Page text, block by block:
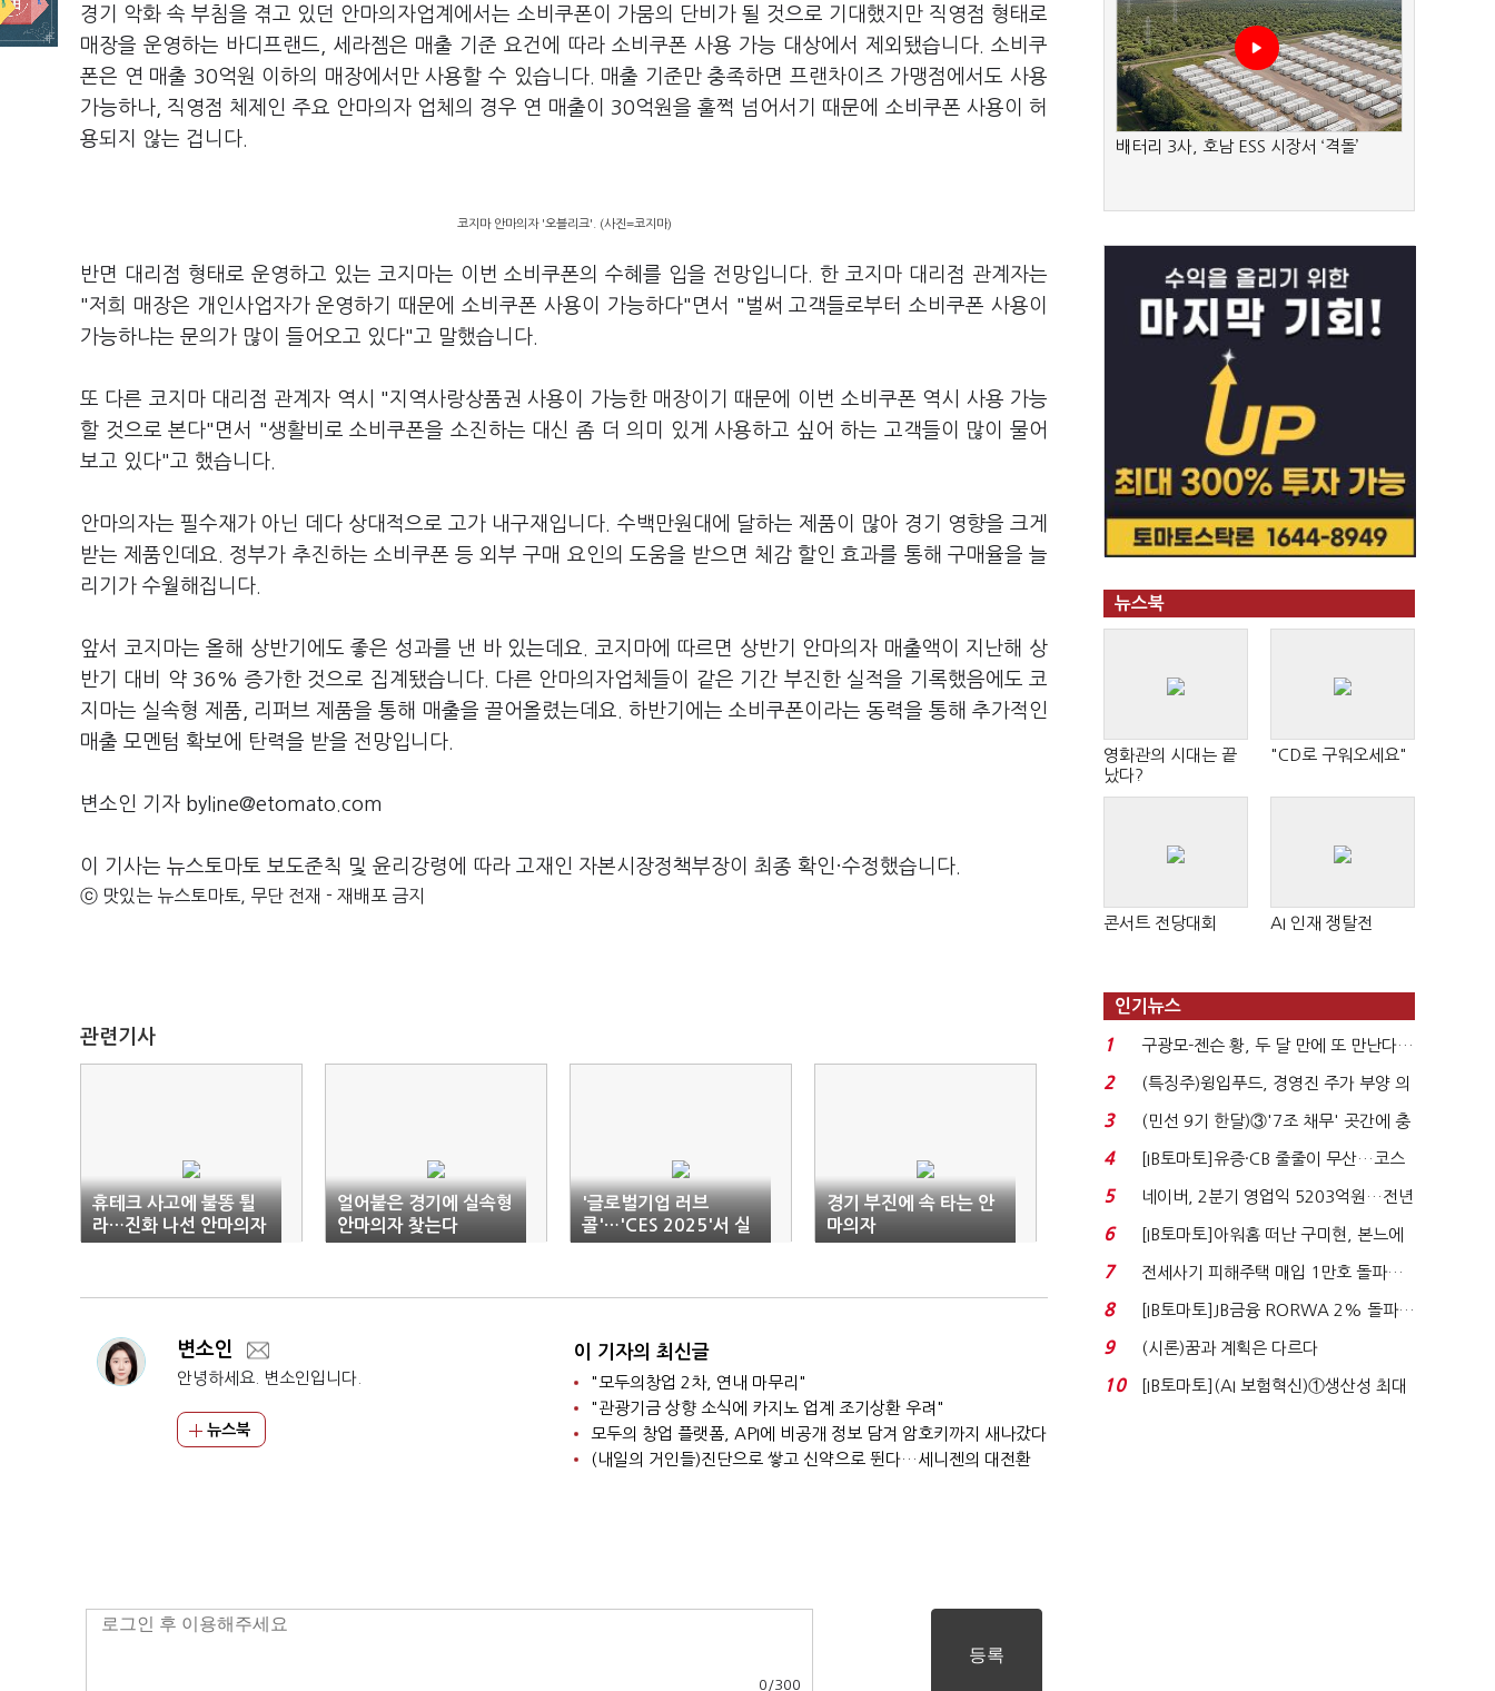
경기 악화 속 부침을 겪고 있던 안마의자업계에서는 소비쿠폰이 가뭄의 단비가 될 것으로 기대했지만 직영점 형태로
매장을 운영하는 바디프랜드, 세라젬은 매출 기준 요건에 따라 소비쿠폰 사용 가능 대상에서 제외됐습니다. 소비쿠
폰은 연 매출 30억원 이하의 매장에서만 사용할 수 있습니다. 매출 기준만 충족하면 프랜차이즈 가맹점에서도 사용
가능하나, 직영점 체제인 주요 안마의자 업체의 경우 연 매출이 30억원을 훌쩍 넘어서기 때문에 소비쿠폰 사용이 허
용되지 않는 겁니다.
코지마 안마의자 '오블리크'. (사진=코지마)
반면 대리점 형태로 운영하고 있는 코지마는 이번 소비쿠폰의 수혜를 입을 전망입니다. 한 코지마 대리점 관계자는
"저희 매장은 개인사업자가 운영하기 때문에 소비쿠폰 사용이 가능하다"면서 "벌써 고객들로부터 소비쿠폰 사용이
가능하냐는 문의가 많이 들어오고 있다"고 말했습니다.
또 다른 코지마 대리점 관계자 역시 "지역사랑상품권 사용이 가능한 매장이기 때문에 이번 소비쿠폰 역시 사용 가능
할 것으로 본다"면서 "생활비로 소비쿠폰을 소진하는 대신 좀 더 의미 있게 사용하고 싶어 하는 고객들이 많이 물어
보고 있다"고 했습니다.
안마의자는 필수재가 아닌 데다 상대적으로 고가 내구재입니다. 수백만원대에 달하는 제품이 많아 경기 영향을 크게
받는 제품인데요. 정부가 추진하는 소비쿠폰 등 외부 구매 요인의 도움을 받으면 체감 할인 효과를 통해 구매율을 늘
리기가 수월해집니다.
앞서 코지마는 올해 상반기에도 좋은 성과를 낸 바 있는데요. 코지마에 따르면 상반기 안마의자 매출액이 지난해 상
반기 대비 약 36% 증가한 것으로 집계됐습니다. 다른 안마의자업체들이 같은 기간 부진한 실적을 기록했음에도 코
지마는 실속형 제품, 리퍼브 제품을 통해 매출을 끌어올렸는데요. 하반기에는 소비쿠폰이라는 동력을 통해 추가적인
매출 모멘텀 확보에 탄력을 받을 전망입니다.
변소인 기자 byline@etomato.com
이 기사는 뉴스토마토 보도준칙 및 윤리강령에 따라 고재인 자본시장정책부장이 최종 확인·수정했습니다.
ⓒ 맛있는 뉴스토마토, 무단 전재 - 재배포 금지
관련기사
휴테크 사고에 불똥 튈
라…진화 나선 안마의자
업계
얼어붙은 경기에 실속형
안마의자 찾는다
'글로벌기업 러브
콜'…'CES 2025'서 실
속 챙긴 안마의자업체
경기 부진에 속 타는 안
마의자
변소인
안녕하세요. 변소인입니다.
뉴스북
이 기자의 최신글
"모두의창업 2차, 연내 마무리"
"관광기금 상향 소식에 카지노 업계 조기상환 우려"
모두의 창업 플랫폼, API에 비공개 정보 담겨 암호키까지 새나갔다
(내일의 거인들)진단으로 쌓고 신약으로 뛴다…세니젠의 대전환
0 /300
배터리 3사, 호남 ESS 시장서 ‘격돌’
뉴스북
영화관의 시대는 끝
났다?
"CD로 구워오세요"
콘서트 전당대회 AI 인재 쟁탈전
인기뉴스
1
구광모-젠슨 황, 두 달 만에 또 만난다…
로봇·AI 등 논...
2
(특징주)윙입푸드, 경영진 주가 부양 의
지에 상한가...
3
(민선 9기 한달)③'7조 채무' 곳간에 충
격…추미애, 20년...
4
[IB토마토]유증·CB 줄줄이 무산…코스
닥 벌점 급증에 ...
5
네이버, 2분기 영업익 5203억원…전년
비 0.2% 감소...
6
[IB토마토]아워홈 떠난 구미현, 본느에
340억 베팅…가...
7
전세사기 피해주택 매입 1만호 돌파…
누적 피해자 4만2...
8
[IB토마토]JB금융 RORWA 2% 돌파…
실적 견인은 은행 ...
9 (시론)꿈과 계획은 다르다
10
[IB토마토](AI 보험혁신)①생산성 최대